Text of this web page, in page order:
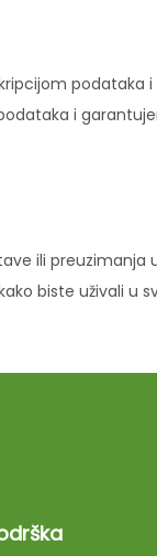
i
ili preuzimanja
biste uživali u